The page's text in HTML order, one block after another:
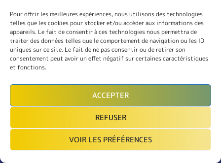
Pour offrir les meilleures expériences, nous utilisons des technologies
telles que les cookies pour stocker et/ou accéder aux informations des
appareils. Le fait de consentir à ces technologies nous permettra de
traiter des données telles que le comportement de navigation ou les ID
uniques sur ce site. Le fait de ne pas consentir ou de retirer son
consentement peut avoir un effet négatif sur certaines caractéristiques
et fonctions.
ACCEPTER
REFUSER
VOIR LES PRÉFÉRENCES
COURS
LANGUES
CONFÉRENCES
SORTIES
L’ASSOCIATION